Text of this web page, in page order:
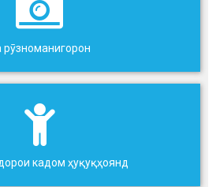
рӯзноманигорон
кадом ҳуқуқҳоянд